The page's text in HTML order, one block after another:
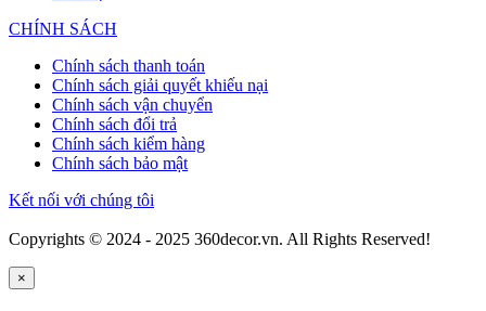
CHÍNH SÁCH
Chính sách thanh toán
Chính sách giải quyết khiếu nại
Chính sách vận chuyển
Chính sách đổi trả
Chính sách kiểm hàng
Chính sách bảo mật
Kết nối với chúng tôi
Copyrights © 2024 - 2025 360decor.vn. All Rights Reserved!
×